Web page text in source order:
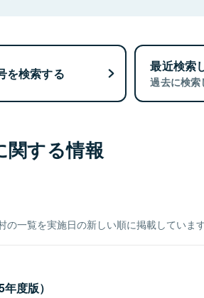
を検索する 最近検索
過去に検索
関する情報
一覧を実施日の新しい順に掲載しています
度版）